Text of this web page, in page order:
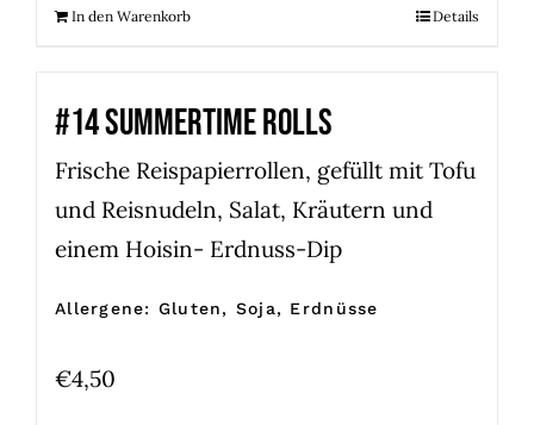
In den Warenkorb Details
#14 SUMMERTIME ROLLS
Frische Reispapierrollen, gefüllt mit Tofu
und Reisnudeln, Salat, Kräutern und
einem Hoisin- Erdnuss-Dip
Allergene: Gluten, Soja, Erdnüsse
€4,50